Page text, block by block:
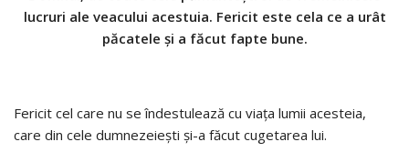
lucruri ale veacului acestuia. Fericit este cela ce a urât
păcatele şi a făcut fapte bune.
Fericit cel care nu se îndestulează cu viaţa lumii acesteia,
care din cele dumnezeieşti şi-a făcut cugetarea lui.